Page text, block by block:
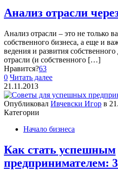
Анализ отрасли
Анализ отрасли – это не только
собственного бизнеса, а еще и
ведения и развития
отрасли (и собственного […]
Нравится?63
0 Читать далее
21.11.2013
Опубликовал Ивчевски Игор в
Категории
Начало бизнеса
Как стать успешным
предпринимателем: